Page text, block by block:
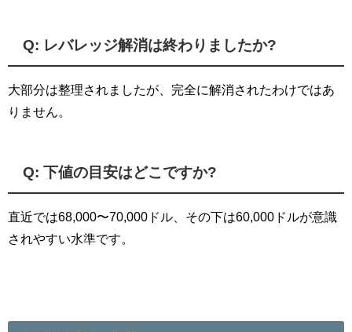
Q: レバレッジ解消は終わりましたか?
大部分は整理されましたが、完全に解消されたわけではあ
りません。
Q: 下値の目安はどこですか?
直近では68,000〜70,000ドル、その下は60,000ドルが意識
されやすい水準です。